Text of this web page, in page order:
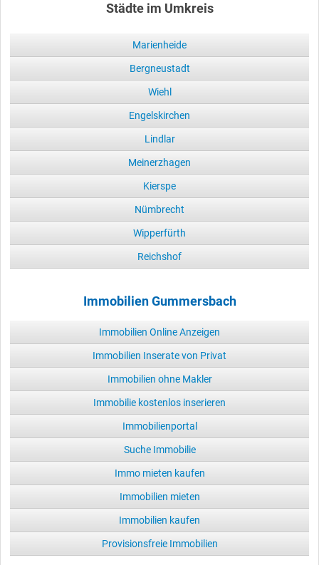
Städte im Umkreis
Marienheide
Bergneustadt
Wiehl
Engelskirchen
Lindlar
Meinerzhagen
Kierspe
Nümbrecht
Wipperfürth
Reichshof
Immobilien Gummersbach
Immobilien Online Anzeigen
Immobilien Inserate von Privat
Immobilien ohne Makler
Immobilie kostenlos inserieren
Immobilienportal
Suche Immobilie
Immo mieten kaufen
Immobilien mieten
Immobilien kaufen
Provisionsfreie Immobilien